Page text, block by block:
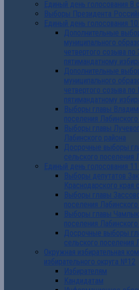
Единый день голосования 8
Выборы Президента
Единый день голосования
Дополнительные
муниципального
четвертого созыва по
пятимандатному
Дополнительные
муниципального
четвертого созыва
пятимандатному
Выборы главы
поселения
Выборы главы
Лабинского района
Досрочные выборы
сельского поселения
Единый день голосования
Выборы депутатов
Краснодарского края
Выборы главы
поселения
Выборы главы
поселения
Досрочные выборы
сельского поселения
Окружная избирательная
избирательного округа №12
Избирателям
Кандидатам